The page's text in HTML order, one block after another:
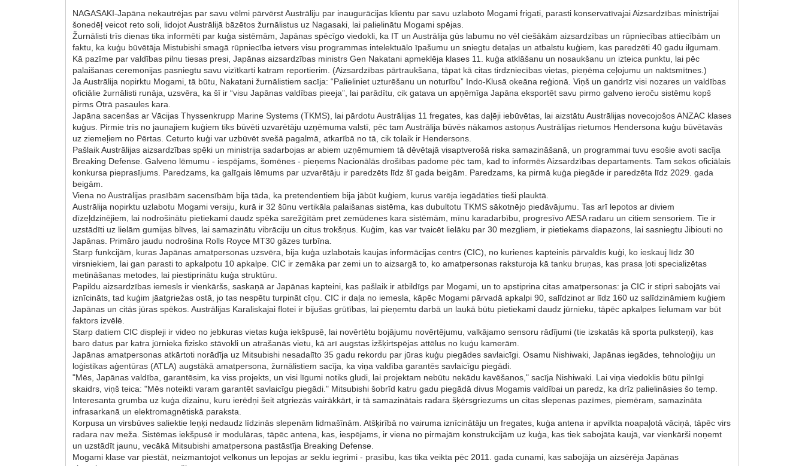
NAGASAKI-Japāna nekautrējas par savu vēlmi pārvērst Austrāliju par inaugurācijas klientu par savu uzlaboto Mogami frigati, parasti konservatīvajai Aizsardzības ministrijai
šonedēļ veicot reto soli, lidojot Austrālijā bāzētos žurnālistus uz Nagasaki, lai palielinātu Mogami spējas.
Žurnālisti trīs dienas tika informēti par kuģa sistēmām, Japānas spēcīgo viedokli, ka IT un Austrālija gūs labumu no vēl ciešākām aizsardzības un rūpniecības attiecībām un
faktu, ka kuģu būvētāja Mistubishi smagā rūpniecība ietvers visu programmas intelektuālo īpašumu un sniegtu detaļas un atbalstu kuģiem, kas paredzēti 40 gadu ilgumam.
Kā pazīme par valdības pilnu tiesas presi, Japānas aizsardzības ministrs Gen Nakatani apmeklēja klases 11. kuģa atklāšanu un nosaukšanu un izteica punktu, lai pēc
palaišanas ceremonijas pasniegtu savu vizītkarti katram reportierim. (Aizsardzības pārtraukšana, tāpat kā citas tirdzniecības vietas, pieņēma ceļojumu un naktsmītnes.)
Ja Austrālija nopirktu Mogami, tā būtu, Nakatani žurnālistiem sacīja: “Palieliniet uzturēšanu un noturību” Indo-Klusā okeāna reģionā. Viņš un gandrīz visi nozares un valdības
oficiālie žurnālisti runāja, uzsvēra, ka šī ir “visu Japānas valdības pieeja”, lai parādītu, cik gatava un apņēmīga Japāna eksportēt savu pirmo galveno ieroču sistēmu kopš
pirms Otrā pasaules kara.
Japāna sacenšas ar Vācijas Thyssenkrupp Marine Systems (TKMS), lai pārdotu Austrālijas 11 fregates, kas daļēji iebūvētas, lai aizstātu Austrālijas novecojošos ANZAC klases
kuģus. Pirmie trīs no jaunajiem kuģiem tiks būvēti uzvarētāju uzņēmuma valstī, pēc tam Austrālija būvēs nākamos astoņus Austrālijas rietumos Hendersona kuģu būvētavās
uz ziemeļiem no Pērtas. Ceturto kuģi var uzbūvēt svešā pagalmā, atkarībā no tā, cik tolaik ir Hendersons.
Pašlaik Austrālijas aizsardzības spēki un ministrija sadarbojas ar abiem uzņēmumiem tā dēvētajā visaptverošā riska samazināšanā, un programmai tuvu esošie avoti sacīja
Breaking Defense. Galveno lēmumu - iespējams, šomēnes - pieņems Nacionālās drošības padome pēc tam, kad to informēs Aizsardzības departaments. Tam sekos oficiālais
konkursa pieprasījums. Paredzams, ka galīgais lēmums par uzvarētāju ir paredzēts līdz šī gada beigām. Paredzams, ka pirmā kuģa piegāde ir paredzēta līdz 2029. gada
beigām.
Viena no Austrālijas prasībām sacensībām bija tāda, ka pretendentiem bija jābūt kuģiem, kurus varēja iegādāties tieši plauktā.
Austrālija nopirktu uzlabotu Mogami versiju, kurā ir 32 šūnu vertikāla palaišanas sistēma, kas dubultotu TKMS sākotnējo piedāvājumu. Tas arī lepotos ar diviem
dīzeļdzinējiem, lai nodrošinātu pietiekami daudz spēka sarežģītām pret zemūdenes kara sistēmām, mīnu karadarbību, progresīvo AESA radaru un citiem sensoriem. Tie ir
uzstādīti uz lielām gumijas blīves, lai samazinātu vibrāciju un citus trokšņus. Kuģim, kas var tvaicēt lielāku par 30 mezgliem, ir pietiekams diapazons, lai sasniegtu Jibiouti no
Japānas. Primāro jaudu nodrošina Rolls Royce MT30 gāzes turbīna.
Starp funkcijām, kuras Japānas amatpersonas uzsvēra, bija kuģa uzlabotais kaujas informācijas centrs (CIC), no kurienes kapteinis pārvaldīs kuģi, ko ieskauj līdz 30
virsniekiem, lai gan parasti to apkalpotu 10 apkalpe. CIC ir zemāka par zemi un to aizsargā to, ko amatpersonas raksturoja kā tanku bruņas, kas prasa ļoti specializētas
metināšanas metodes, lai piestiprinātu kuģa struktūru.
Papildu aizsardzības iemesls ir vienkāršs, saskaņā ar Japānas kapteini, kas pašlaik ir atbildīgs par Mogami, un to apstiprina citas amatpersonas: ja CIC ir stipri sabojāts vai
iznīcināts, tad kuģim jāatgriežas ostā, jo tas nespētu turpināt cīņu. CIC ir daļa no iemesla, kāpēc Mogami pārvadā apkalpi 90, salīdzinot ar līdz 160 uz salīdzināmiem kuģiem
Japānas un citās jūras spēkos. Austrālijas Karaliskajai flotei ir bijušas grūtības, lai pieņemtu darbā un laukā būtu pietiekami daudz jūrnieku, tāpēc apkalpes lielumam var būt
faktors izvēlē.
Starp datiem CIC displeji ir video no jebkuras vietas kuģa iekšpusē, lai novērtētu bojājumu novērtējumu, valkājamo sensoru rādījumi (tie izskatās kā sporta pulksteņi), kas
baro datus par katra jūrnieka fizisko stāvokli un atrašanās vietu, kā arī augstas izšķirtspējas attēlus no kuģu kamerām.
Japānas amatpersonas atkārtoti norādīja uz Mitsubishi nesadalīto 35 gadu rekordu par jūras kuģu piegādes savlaicīgi. Osamu Nishiwaki, Japānas iegādes, tehnoloģiju un
loģistikas aģentūras (ATLA) augstākā amatpersona, žurnālistiem sacīja, ka viņa valdība garantēs savlaicīgu piegādi.
"Mēs, Japānas valdība, garantēsim, ka viss projekts, un visi līgumi notiks gludi, lai projektam nebūtu nekādu kavēšanos," sacīja Nishiwaki. Lai viņa viedoklis būtu pilnīgi
skaidrs, viņš teica: "Mēs noteikti varam garantēt savlaicīgu piegādi." Mitsubishi šobrīd katru gadu piegādā divus Mogamis valdībai un paredz, ka drīz palielināsies šo temp.
Interesanta grumba uz kuģa dizainu, kuru ierēdņi šeit atgriezās vairākkārt, ir tā samazinātais radara šķērsgriezums un citas slepenas pazīmes, piemēram, samazināta
infrasarkanā un elektromagnētiskā paraksta.
Korpusa un virsbūves saliektie leņķi nedaudz līdzinās slepenām lidmašīnām. Atšķirībā no vairuma iznīcinātāju un fregates, kuģa antena ir apvilkta noapaļotā vāciņā, tāpēc virs
radara nav meža. Sistēmas iekšpusē ir modulāras, tāpēc antena, kas, iespējams, ir viena no pirmajām konstrukcijām uz kuģa, kas tiek sabojāta kaujā, var vienkārši noņemt
un uzstādīt jaunu, vecākā Mitsubishi amatpersona pastāstīja Breaking Defense.
Mogami klase var piestāt, neizmantojot velkonus un lepojas ar seklu iegrimi - prasību, kas tika veikta pēc 2011. gada cunami, kas sabojāja un aizsērēja Japānas